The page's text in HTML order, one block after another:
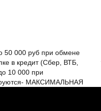
50 000 руб при обмене
в кредит (Сбер, ВТБ,
10 000 при
МАКСИМАЛЬНАЯ
рынке и
с пробегом в ГК